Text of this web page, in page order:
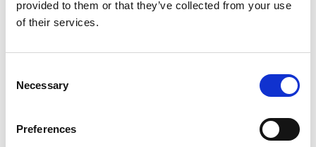
provided to them or that they’ve collected from your use
of their services.
Selection
Necessary
Preferences
Nel primo semestre è aumentata fortemente la
costruzione di nuove abitazioni
Repubblica Ceca